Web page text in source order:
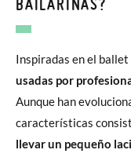
Inspiradas en el
usadas por
Aunque han
características
llevar un pequeño